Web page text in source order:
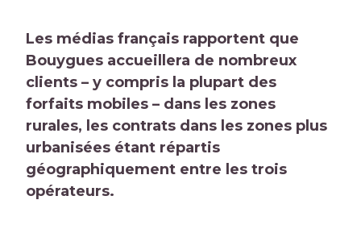
Les médias français rapportent que
Bouygues accueillera de nombreux
clients – y compris la plupart des
forfaits mobiles – dans les zones
rurales, les contrats dans les zones plus
urbanisées étant répartis
géographiquement entre les trois
opérateurs.